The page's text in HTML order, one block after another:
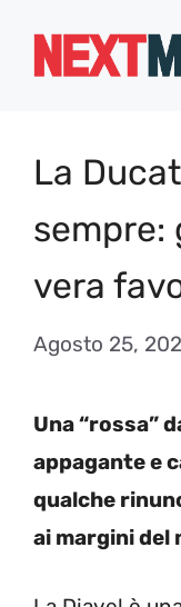
La
sempre:
vera
Agosto 25,
Una “rossa”
appagante e
qualche
ai margini del